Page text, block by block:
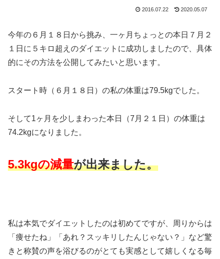
2016.07.22 2020.05.07
今年の６月１８日から挑み、一ヶ月ちょっとの本日７月２
１日に５キロ超えのダイエットに成功しましたので、具体
的にその方法を公開してみたいと思います。
スタート時（６月１８日）の私の体重は79.5kgでした。
そして1ヶ月を少しまわった本日（7月２１日）の体重は
74.2kgになりました。
5.3kgの減量が出来ました。
私は本気でダイエットしたのは初めてですが、周りからは
「痩せたね」「あれ？スッキリしたんじゃない？」など驚
きと称賛の声を浴びるのがとても実感として嬉しくなる毎